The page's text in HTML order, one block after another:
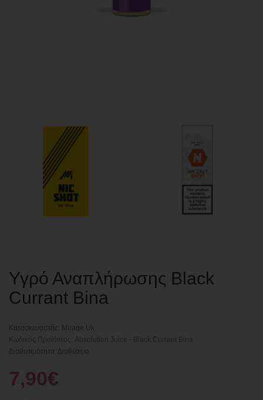
Υγρό Αναπλήρωσης Black
Currant Bina
Κατασκευαστής:
Mirage Uk
Κωδικός Προϊόντος: Absolution Juice - Black Currant Bina
Διαθεσιμότητα: Διαθέσιμο
7,90€